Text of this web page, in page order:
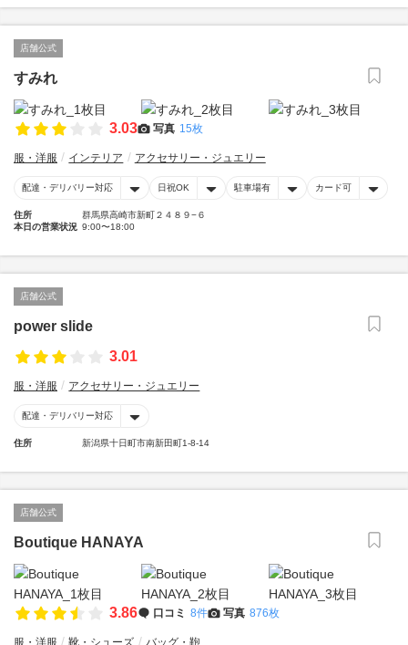
店舗公式
すみれ
3.03 写真 15枚
服・洋服 インテリア アクセサリー・ジュエリー
配達・デリバリー対応 日祝OK 駐車場有 カード可
住所
群馬県高崎市新町２４８９−６
本日の営業状況 9:00〜18:00
店舗公式
power slide
3.01
服・洋服 アクセサリー・ジュエリー
配達・デリバリー対応
住所 新潟県十日町市南新田町1-8-14
店舗公式
Boutique HANAYA
3.86 口コミ 8件 写真 876枚
服・洋服 靴・シューズ バッグ・鞄